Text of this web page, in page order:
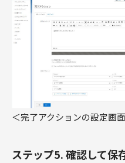
＜完了アクションの設定画
ステップ5. 確認して保